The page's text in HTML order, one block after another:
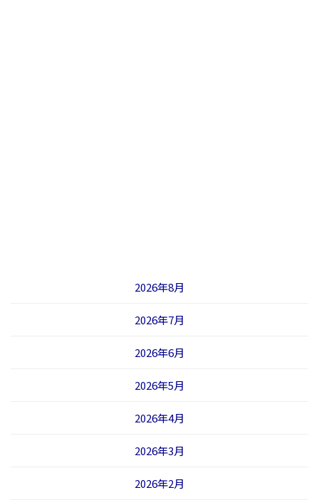
2026年8月
2026年7月
2026年6月
2026年5月
2026年4月
2026年3月
2026年2月